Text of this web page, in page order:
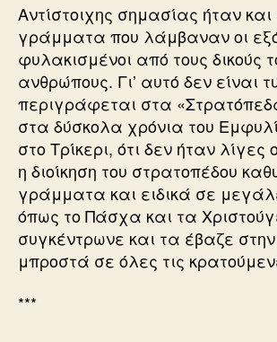
Αντίστοιχης σημασίας ήταν
γράμματα που λάμβαναν οι
φυλακισμένοι από τους δικούς
ανθρώπους. Γι’ αυτό δεν είναι
περιγράφεται στα
στα δύσκολα χρόνια του
στο Τρίκερι, ότι δεν ήταν λίγες
η διοίκηση του στρατοπέδου
γράμματα και ειδικά σε
όπως το Πάσχα και τα
συγκέντρωνε και τα έβαζε
μπροστά σε όλες τις
***